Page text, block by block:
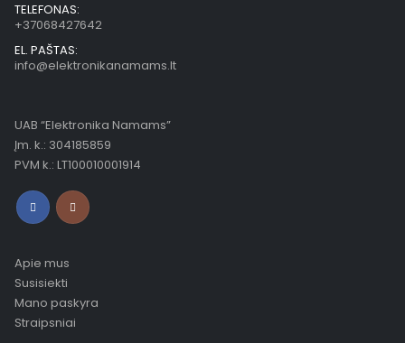
TELEFONAS:
+37068427642
EL. PAŠTAS:
info@elektronikanamams.lt
UAB “Elektronika Namams”
Įm. k.: 304185859
PVM k.: LT100010001914
Apie mus
Susisiekti
Mano paskyra
Straipsniai